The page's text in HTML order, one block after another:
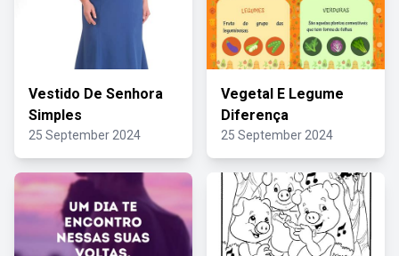
Vestido De Senhora
Simples
25 September 2024
Vegetal E Legume
Diferença
25 September 2024